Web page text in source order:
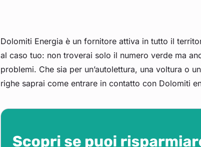
Dolomiti Energia è un fornitore attiva in tutto il
al caso tuo: non troverai solo il numero verde ma
problemi. Che sia per un’autolettura, una voltura o
righe saprai come entrare in contatto con Dolomiti